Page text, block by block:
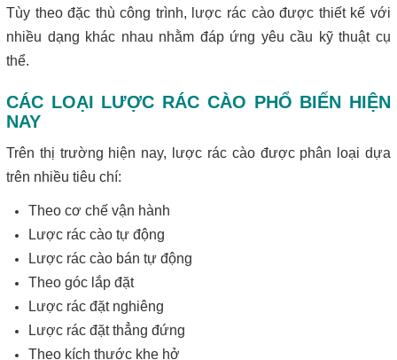
Tùy theo đặc thù công trình, lược rác cào được thiết kế với
nhiều dạng khác nhau nhằm đáp ứng yêu cầu kỹ thuật cụ
thể.
CÁC LOẠI LƯỢC RÁC CÀO PHỔ BIẾN HIỆN
NAY
Trên thị trường hiện nay, lược rác cào được phân loại dựa
trên nhiều tiêu chí:
Theo cơ chế vận hành
Lược rác cào tự động
Lược rác cào bán tự động
Theo góc lắp đặt
Lược rác đặt nghiêng
Lược rác đặt thẳng đứng
Theo kích thước khe hở